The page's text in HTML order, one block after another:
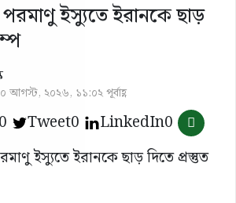
ইস্যুতে ইরানকে ছাড়
আগস্ট, ২০২৬, ১১:০২ পূর্বাহ্ণ
Tweet0 LinkedIn0